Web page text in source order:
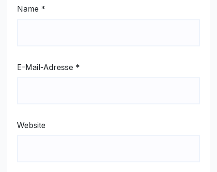
Name *
E-Mail-Adresse *
Website